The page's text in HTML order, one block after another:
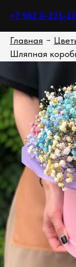
+7 962 0-225-
Главная →
Шляпная